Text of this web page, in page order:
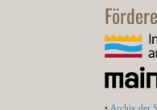
• Archiv der